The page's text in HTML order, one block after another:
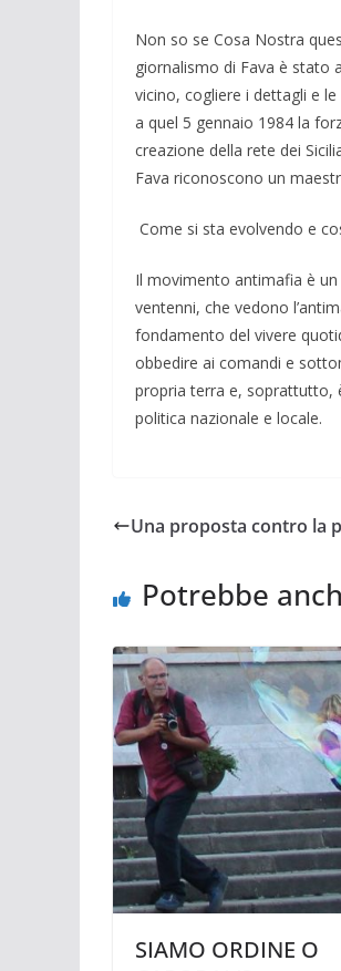
Non so se Cosa Nostra
giornalis­mo di Fava è stato
vicino, cogliere i dettagli e
a quel 5 gennaio 1984 la
creazione della rete dei
Fava ricono­scono un
Come si sta evolvendo e
Il movimento antimafia è
ventenni, che vedono
fondamento del vivere
obbedire ai comandi e
pro­pria terra e, soprattutto,
politica nazionale e locale.
Una proposta contro la
Potrebbe
SIAMO ORDINE O